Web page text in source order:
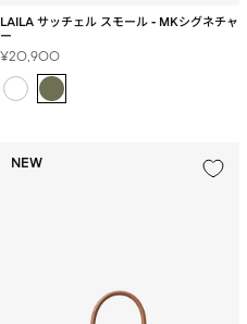
LAILA サッチェル スモール - MKシグネチャ
ー
セ
ル
¥20,900
NEW